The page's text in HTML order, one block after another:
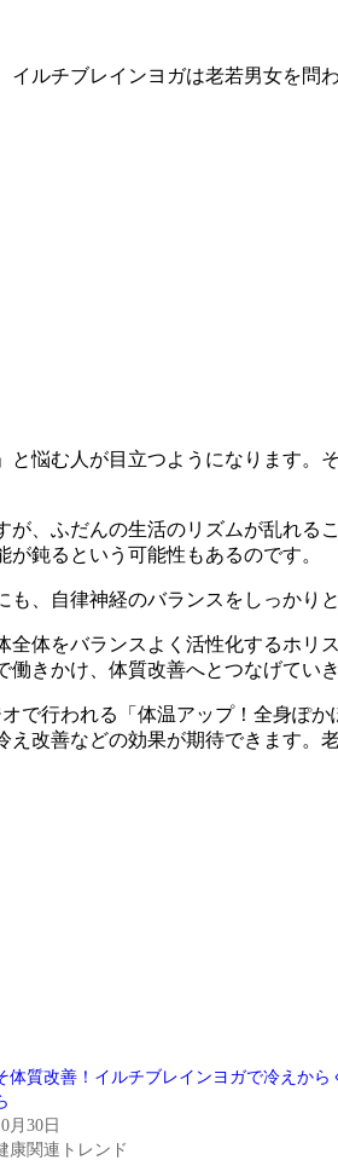
ルチブレインヨガは老若男女を
悩む人が目立つようになります
、ふだんの生活のリズムが乱れ
鈍るという可能性もあるのです。
、自律神経のバランスをしっかり
体をバランスよく活性化するホ
きかけ、体質改善へとつなげていき
で行われる「体温アップ！全身ぽ
改善などの効果が期待できます。
体質改善！イルチブレインヨガで冷えから
月30日
康関連トレンド